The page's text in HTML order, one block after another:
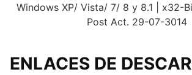
Windows XP/ Vista/ 7/ 8 y 8.1 | x32-
Post Act. 29-07-3014
ENLACES DE